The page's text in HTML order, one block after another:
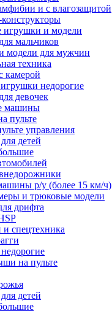
и с влагозащитой
и модели
мальчиков
модели для мужчин
техника
камерой
недорогие
девочек
машины
пульте
управления
детей
р/у (более 15 км/ч)
и трюковые модели
дрифта
и спецтехника
на пульте
детей